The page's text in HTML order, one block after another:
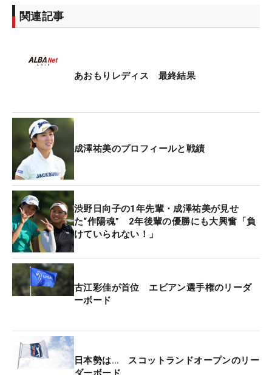
「強気な発言もしますが、内面はネガティブなの
で、今回も自滅するんじゃないかと不安でした」と
で顔を出しそうになったが、先週の経験が生きたと
ツミレディス」3日目に申ジエ（韓国）、菊地絵理
香というベテラン実力者とのラウンドで、苦手なパ
ッティングを考察。いいイメージを取り入れたこと
によって、前向きにラウンドを進めることができ
た。5番では2メートル、11番では2.5メートルのパ
ーパットを沈め、終盤の猛攻につなげる。
“強気”がキーワード。最終日最終組はこれで3度目。
前回、前々回は惨敗に終わったが、「自分には絵里
香さんとジエさんが入っていると思うことで強気に
なれました」と、まるで優勝争いを熟知している二
人の魂が乗り移ったかのようなプレーで後続の追撃
前戦の石川の優勝ももちろん刺激になっていた。
「2週連続で作陽高校が優勝を飾れてよかったし、
関連記事
あおもりレディス 最終結果
成澤祐美のプロフィールと戦績
渋野日向子の1年先輩・成澤祐美が見せ
た“作陽魂” 2年後輩の優勝にも大興奮「負
けていられない！」
古江彩佳が首位 エビアン選手権のリーダ
ーボード
日本勢は… スコットランドオープンのリー